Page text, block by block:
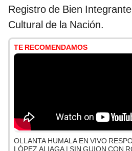
Registro de Bien
Cultural de la Nación.
TE RECOMENDAMOS
OLLANTA HUMALA EN VIVO
LÓPEZ ALIAGA | SIN GUION CON